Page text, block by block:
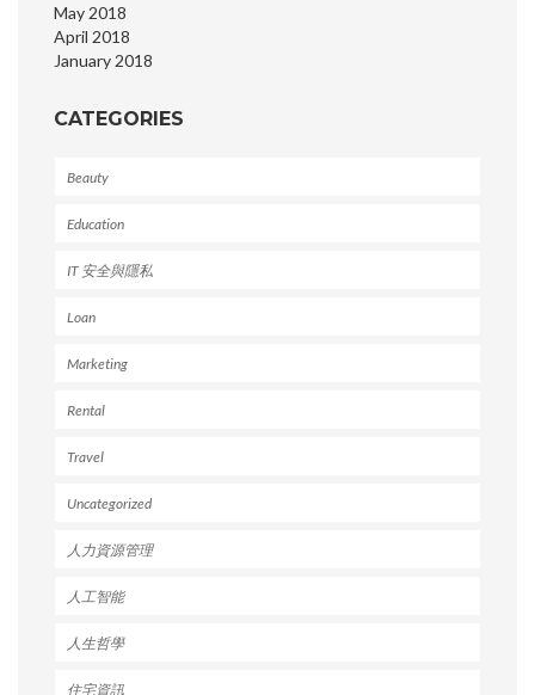
May 2018
April 2018
January 2018
CATEGORIES
Beauty
Education
IT 安全與隱私
Loan
Marketing
Rental
Travel
Uncategorized
人力資源管理
人工智能
人生哲學
住宅資訊